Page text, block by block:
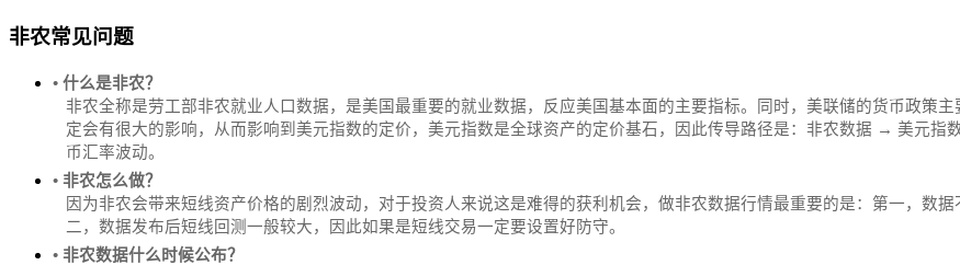
非农常见问题
• 什么是非农？
非农全称是劳工部非农就业人口数据，是美国最重要的就业数据，反应美国基本面的主要指标。同时，美联储的货币政策
定会有很大的影响，从而影响到美元指数的定价，美元指数是全球资产的定价基石，因此传导路径是：非农数据 → 美元
币汇率波动。
• 非农怎么做？
因为非农会带来短线资产价格的剧烈波动，对于投资人来说这是难得的获利机会，做非农数据行情最重要的是：第一，数
二，数据发布后短线回测一般较大，因此如果是短线交易一定要设置好防守。
• 非农数据什么时候公布？